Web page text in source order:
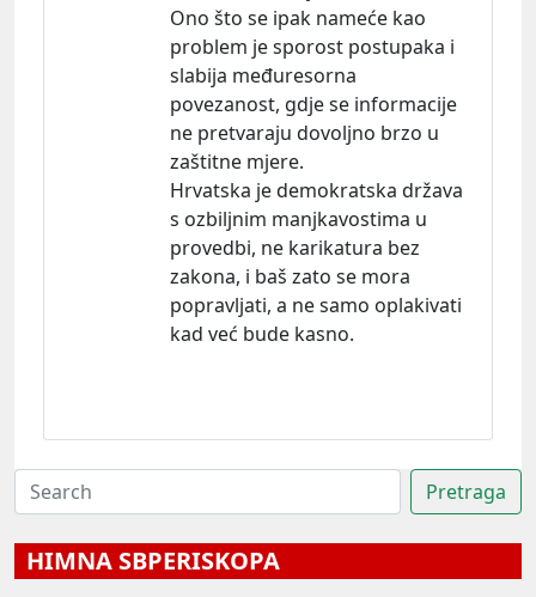
Ono što se ipak nameće kao
problem je sporost postupaka i
slabija međuresorna
povezanost, gdje se informacije
ne pretvaraju dovoljno brzo u
zaštitne mjere.
Hrvatska je demokratska država
s ozbiljnim manjkavostima u
provedbi, ne karikatura bez
zakona, i baš zato se mora
popravljati, a ne samo oplakivati
kad već bude kasno.
HIMNA SBPERISKOPA